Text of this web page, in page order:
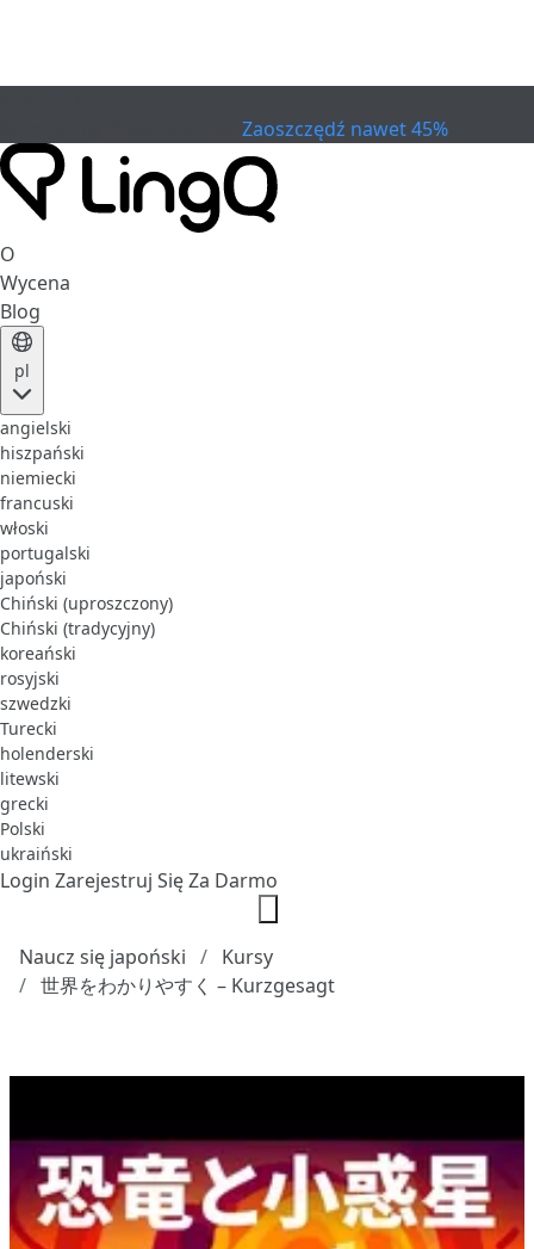
Zaoszczędź nawet 45%
O
Wycena
Blog
pl
angielski
hiszpański
niemiecki
francuski
włoski
portugalski
japoński
Chiński (uproszczony)
Chiński (tradycyjny)
koreański
rosyjski
szwedzki
Turecki
holenderski
litewski
grecki
Polski
ukraiński
Login Zarejestruj Się Za Darmo
Naucz się japoński
Kursy
世界をわかりやすく – Kurzgesagt